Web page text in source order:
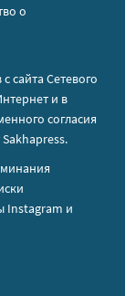
о
сайта Сетевого
и в
согласия
Instagram и